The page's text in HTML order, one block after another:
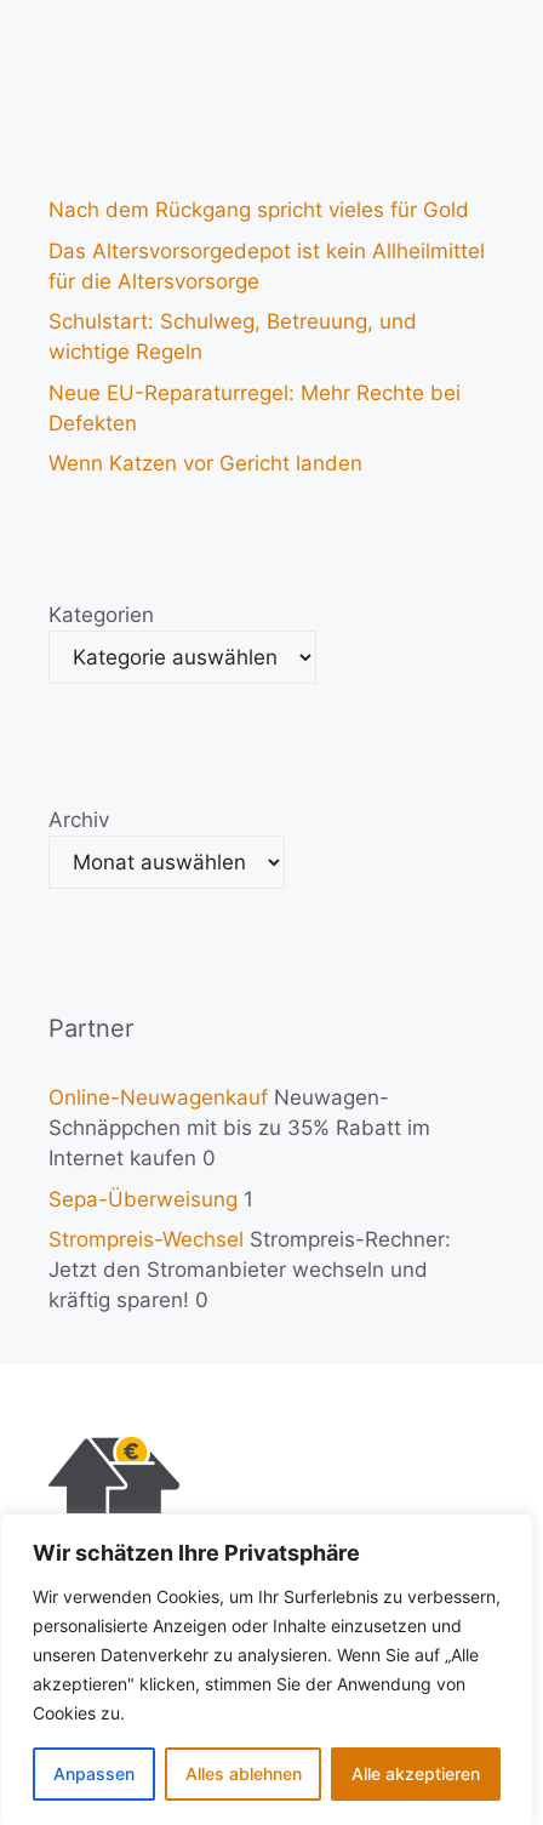
Wir schätzen Ihre Privatsphäre
Wir verwenden Cookies, um Ihr Surferlebnis zu verbessern,
personalisierte Anzeigen oder Inhalte einzusetzen und
unseren Datenverkehr zu analysieren. Wenn Sie auf „Alle
akzeptieren" klicken, stimmen Sie der Anwendung von
Cookies zu.
Anpassen Alles ablehnen Alle akzeptieren
Nach dem Rückgang spricht vieles für Gold
Das Altersvorsorgedepot ist kein Allheilmittel
für die Altersvorsorge
Schulstart: Schulweg, Betreuung, und
wichtige Regeln
Neue EU-Reparaturregel: Mehr Rechte bei
Defekten
Wenn Katzen vor Gericht landen
Kategorien
Archiv
Partner
Online-Neuwagenkauf Neuwagen-
Schnäppchen mit bis zu 35% Rabatt im
Internet kaufen 0
Sepa-Überweisung 1
Strompreis-Wechsel Strompreis-Rechner:
Jetzt den Stromanbieter wechseln und
kräftig sparen! 0
Impressum
Datenschutz
Copyright © 2026 - Private Finanzen - Alle Rechte
vorbehalten.